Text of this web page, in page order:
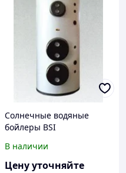
Солнечные водяные
бойлеры BSI
В наличии
Цену уточняйте